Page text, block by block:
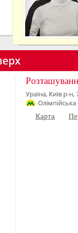
Ураїна, Київ р-
Олімпійська
Карта